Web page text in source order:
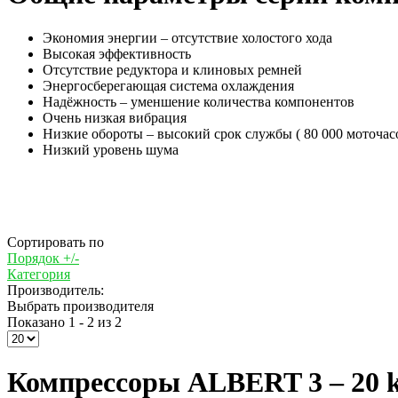
Экономия энергии – отсутствие холостого хода
Высокая эффективность
Отсутствие редуктора и клиновых ремней
Энергосберегающая система охлаждения
Надёжность – уменшение количества компонентов
Очень низкая вибрация
Низкие обороты – высокий срок службы ( 80 000
Низкий уровень шума
Сортировать по
Порядок +/-
Категория
Производитель:
Выбрать производителя
Показано 1 - 2 из 2
Компрессоры ALBERT 3 – 20